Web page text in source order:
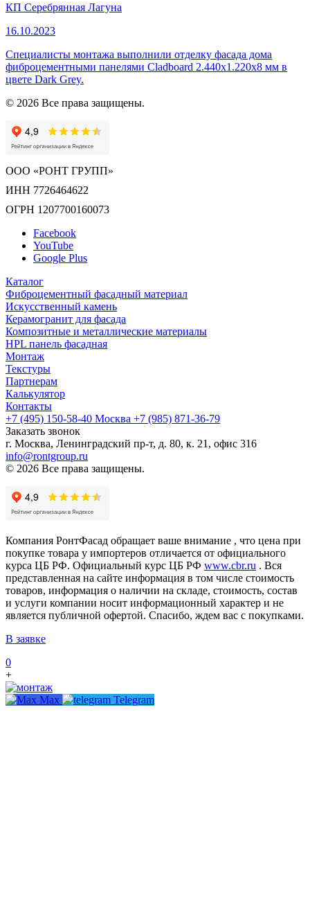
КП Серебрянная Лагуна
16.10.2023
Специалисты монтажа выполнили отделку фасада дома
фиброцементными панелями Cladboard 2.440х1.220х8 мм в
цвете Dark Grey.
© 2026 Все права защищены.
ООО «РОНТ ГРУПП»
ИНН 7726464622
ОГРН 1207700160073
Facebook
YouTube
Google Plus
Каталог
Фиброцементный фасадный материал
Искусственный камень
Керамогранит для фасада
Композитные и металлические материалы
HPL панель фасадная
Монтаж
Текстуры
Партнерам
Калькулятор
Контакты
+7 (495) 150-58-40 Москва +7 (985) 871-36-79
Заказать звонок
г. Москва, Ленинградский пр-т, д. 80, к. 21, офис 316
info@rontgroup.ru
© 2026 Все права защищены.
Компания РонтФасад обращает ваше внимание , что цена при
покупке товара у импортеров отличается от официального
курса ЦБ РФ. Официальный курс ЦБ РФ www.cbr.ru . Вся
представленная на сайте информация в том числе стоимость
товаров, информация о наличии на складе, стоимость, состав
и услуги компании носит информационный характер и не
является публичной офертой. Спасибо, ждем вас с покупками.
В заявке
0
+
Max Telegram